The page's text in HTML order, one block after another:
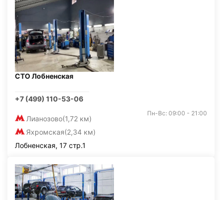
СТО Лобненская
+7 (499) 110-53-06
Лианозово(1,72 км)
Яхромская(2,34 км)
Пн-Вс: 09:00 - 21:00
Лобненская, 17 стр.1